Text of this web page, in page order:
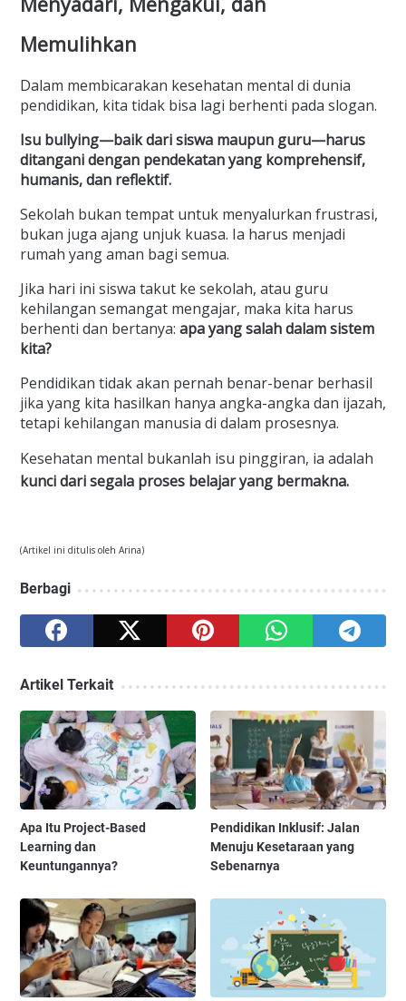
Memulihkan
Dalam membicarakan kesehatan mental di dunia
pendidikan, kita tidak bisa lagi berhenti pada slogan.
Isu bullying—baik dari siswa maupun guru—harus
ditangani dengan pendekatan yang komprehensif,
humanis, dan reflektif.
Sekolah bukan tempat untuk menyalurkan frustrasi,
bukan juga ajang unjuk kuasa. Ia harus menjadi
rumah yang aman bagi semua.
Jika hari ini siswa takut ke sekolah, atau guru
kehilangan semangat mengajar, maka kita harus
berhenti dan bertanya: apa yang salah dalam sistem
kita?
Pendidikan tidak akan pernah benar-benar berhasil
jika yang kita hasilkan hanya angka-angka dan ijazah,
tetapi kehilangan manusia di dalam prosesnya.
Kesehatan mental bukanlah isu pinggiran, ia adalah
kunci dari segala proses belajar yang bermakna.
(Artikel ini ditulis oleh Arina)
Berbagi
Artikel Terkait
Apa Itu Project-Based
Learning dan
Keuntungannya?
Pendidikan Inklusif: Jalan
Menuju Kesetaraan yang
Sebenarnya